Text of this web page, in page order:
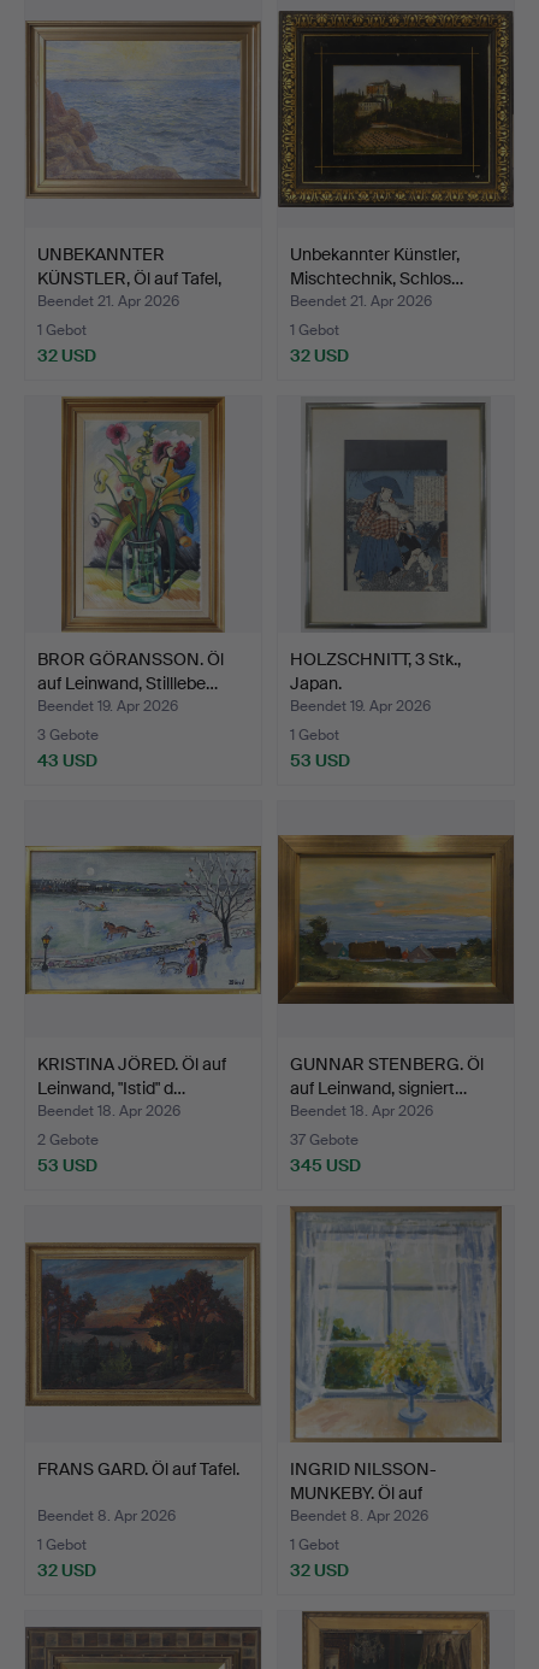
UNBEKANNTER
KÜNSTLER, Öl auf Tafel,
signie…
Beendet 21. Apr 2026
1 Gebot
32 USD
Unbekannter Künstler,
Mischtechnik, Schlos…
Beendet 21. Apr 2026
1 Gebot
32 USD
BROR GÖRANSSON. Öl
auf Leinwand, Stilllebe…
Beendet 19. Apr 2026
3 Gebote
43 USD
HOLZSCHNITT, 3 Stk.,
Japan.
Beendet 19. Apr 2026
1 Gebot
53 USD
KRISTINA JÖRED. Öl auf
Leinwand, "Istid" d…
Beendet 18. Apr 2026
2 Gebote
53 USD
GUNNAR STENBERG. Öl
auf Leinwand, signiert…
Beendet 18. Apr 2026
37 Gebote
345 USD
FRANS GARD. Öl auf Tafel.
Beendet 8. Apr 2026
1 Gebot
32 USD
INGRID NILSSON-
MUNKEBY. Öl auf
Leinwand.
Beendet 8. Apr 2026
1 Gebot
32 USD